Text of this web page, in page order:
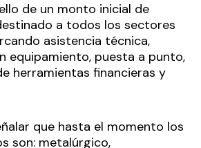
de un monto inicial de
a todos los sectores
asistencia técnica,
equipamiento, puesta a punto,
herramientas financieras y
que hasta el momento los
son: metalúrgico,